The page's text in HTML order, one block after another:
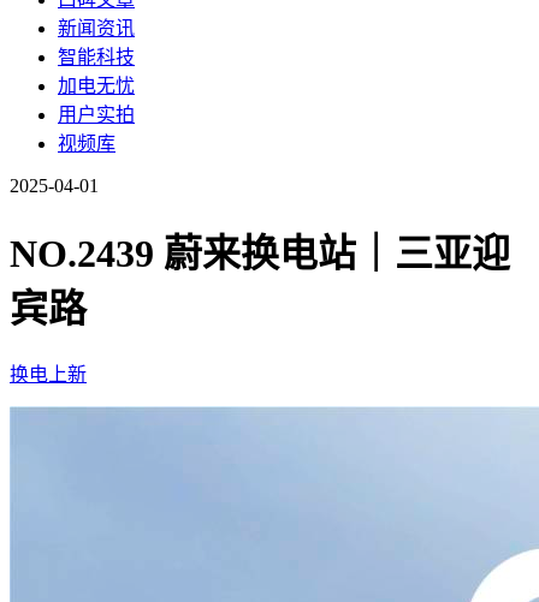
新闻资讯
智能科技
加电无忧
用户实拍
视频库
2025-04-01
NO.2439 蔚来换电站｜三亚迎
宾路
换电上新